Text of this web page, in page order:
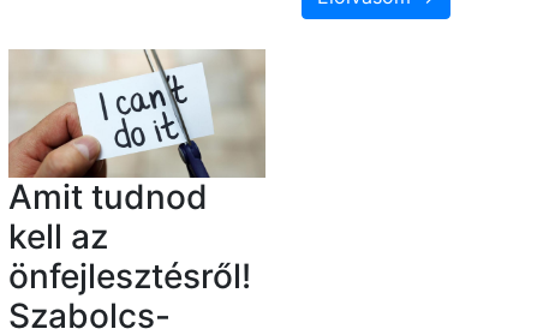
Amit tudnod
kell az
önfejlesztésről!
Szabolcs-